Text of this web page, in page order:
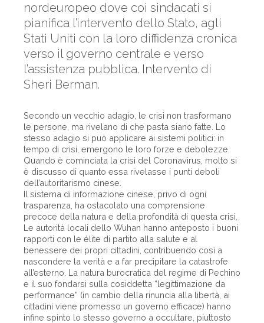
nordeuropeo dove coi sindacati si
pianifica l’intervento dello Stato, agli
Stati Uniti con la loro diffidenza cronica
verso il governo centrale e verso
l’assistenza pubblica. Intervento di
Sheri Berman.
Secondo un vecchio adagio, le crisi non trasformano
le persone, ma rivelano di che pasta siano fatte. Lo
stesso adagio si può applicare ai sistemi politici: in
tempo di crisi, emergono le loro forze e debolezze.
Quando è cominciata la crisi del Coronavirus, molto si
è discusso di quanto essa rivelasse i punti deboli
dell’autoritarismo cinese.
Il sistema di informazione cinese, privo di ogni
trasparenza, ha ostacolato una comprensione
precoce della natura e della profondità di questa crisi.
Le autorità locali dello Wuhan hanno anteposto i buoni
rapporti con le élite di partito alla salute e al
benessere dei propri cittadini, contribuendo così a
nascondere la verità e a far precipitare la catastrofe
all’esterno. La natura burocratica del regime di Pechino
e il suo fondarsi sulla cosiddetta “legittimazione da
performance” (in cambio della rinuncia alla libertà, ai
cittadini viene promesso un governo efficace) hanno
infine spinto lo stesso governo a occultare, piuttosto